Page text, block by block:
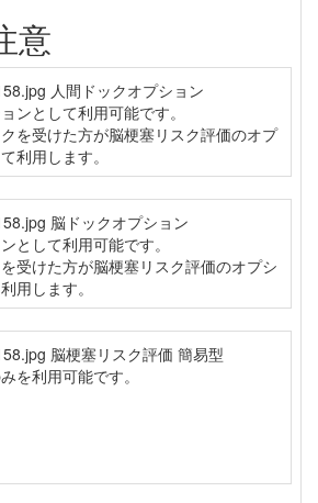
意
ンとして利用可能です。
を受けた方が脳梗塞リスク評価のオプ
利用します。
として利用可能です。
受けた方が脳梗塞リスク評価のオプシ
用します。
を利用可能です。